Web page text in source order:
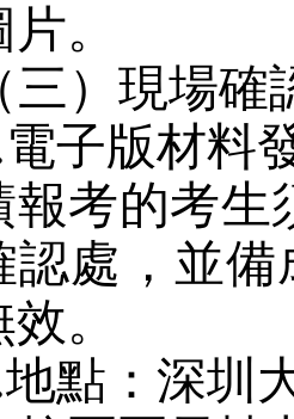
片。
三）現場確
電子版材料
報考的考生
認處，並
。
點：深圳